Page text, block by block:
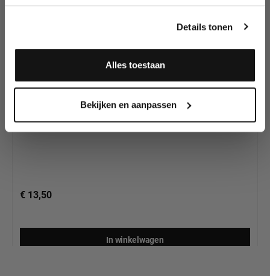
Details tonen
Alles toestaan
Bekijken en aanpassen
Ben Nye Blood Effects Gel, 29 ml
€ 13,50
In winkelwagen
Ja, ik meld me aan